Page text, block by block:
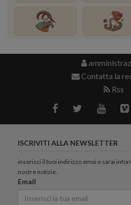
Contatta la
Rss
ISCRIVITI ALLA NEWSLETTER
inserisci il tuoi indirizzo emai e sarai
nostre notizie.
Email